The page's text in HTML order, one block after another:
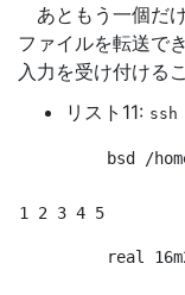
あともう一個だ
ファイルを転送で
入力を受け付ける
リスト11: ssh
1 2 3 4 5
bsd /
real